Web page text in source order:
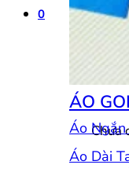
0
Chưa
ÁO
Áo Ngắn
Áo Dài